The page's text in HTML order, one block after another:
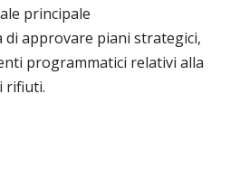
principale
di approvare piani strategici,
programmatici relativi alla
rifiuti.